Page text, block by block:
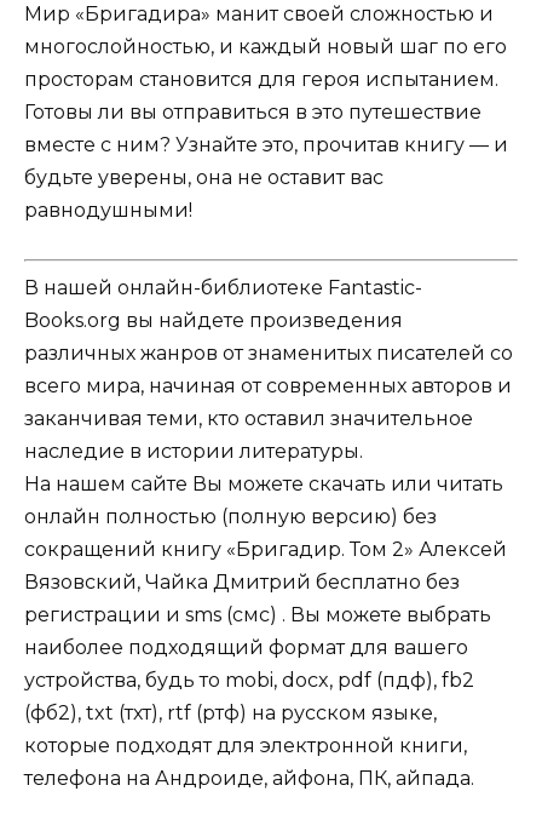
Мир «Бригадира» манит своей сложностью и
многослойностью, и каждый новый шаг по его
просторам становится для героя испытанием.
Готовы ли вы отправиться в это путешествие
вместе с ним? Узнайте это, прочитав книгу — и
будьте уверены, она не оставит вас
равнодушными!
В нашей онлайн-библиотеке Fantastic-
Books.org вы найдете произведения
различных жанров от знаменитых писателей со
всего мира, начиная от современных авторов и
заканчивая теми, кто оставил значительное
наследие в истории литературы.
На нашем сайте Вы можете скачать или читать
онлайн полностью (полную версию) без
сокращений книгу «Бригадир. Том 2» Алексей
Вязовский, Чайка Дмитрий бесплатно без
регистрации и sms (смс) . Вы можете выбрать
наиболее подходящий формат для вашего
устройства, будь то mobi, docx, pdf (пдф), fb2
(фб2), txt (тхт), rtf (ртф) на русском языке,
которые подходят для электронной книги,
телефона на Андроиде, айфона, ПК, айпада.